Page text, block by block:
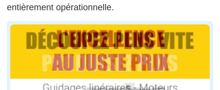
entièrement opérationnelle.